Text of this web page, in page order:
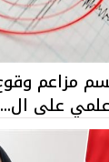
على ال...